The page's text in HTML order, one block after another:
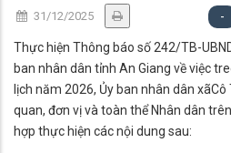
31/12/2025 -
Thực hiện Thông báo số 242/TB-
ban nhân dân tỉnh An Giang về việc
lịch năm 2026, Ủy ban nhân dân
quan, đơn vị và toàn thể Nhân dân
hợp thực hiện các nội dung sau: